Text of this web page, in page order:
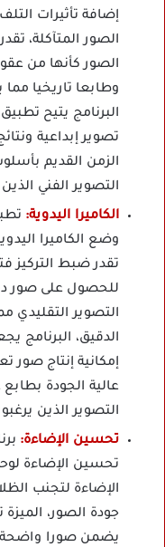
إضافة تأثيرات
الصور المتآكلة،
الصور كأنها من
وطابعا تاريخيا
البرنامج يتيح
تصوير إبداعية
الزمن القديم
التصوير الفني
الكاميرا اليدوية:
وضع الكاميرا
تقدر ضبط التركيز
للحصول على صور
التصوير التقليدي
الدقيق، البرنامج
إمكانية إنتاج صور
عالية الجودة
التصوير الذين
تحسين الإضاءة:
تحسين الإضاءة
الإضاءة لتجنب
جودة الصور،
يضمن صورا واضحة